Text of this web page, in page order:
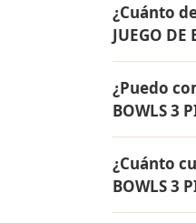
JUEGO DE
originales
¿Cuánto
JUEGO DE
de
Colombia.
¿Puedo
BOWLS 3
PIEZAS
todo
¿Cuánto
BOWLS 3